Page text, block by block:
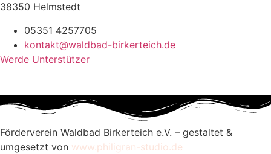
38350 Helmstedt
05351 4257705
kontakt@waldbad-birkerteich.de
Werde Unterstützer
Förderverein Waldbad Birkerteich e.V. – gestaltet &
umgesetzt von www.philigran-studio.de